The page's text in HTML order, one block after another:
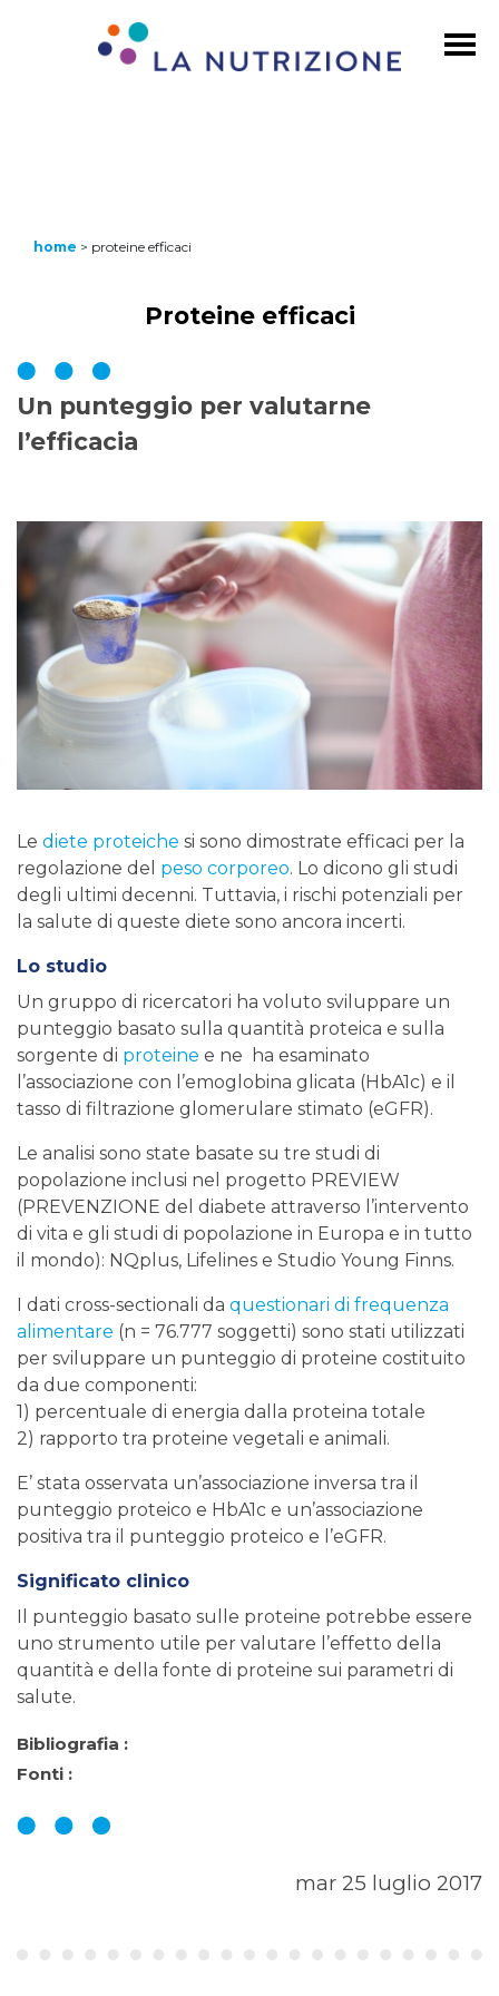
home > proteine efficaci
Proteine efficaci
Un punteggio per valutarne
l’efficacia
Le diete proteiche si sono dimostrate efficaci per la
regolazione del peso corporeo. Lo dicono gli studi
degli ultimi decenni. Tuttavia, i rischi potenziali per
la salute di queste diete sono ancora incerti.
Lo studio
Un gruppo di ricercatori ha voluto sviluppare un
punteggio basato sulla quantità proteica e sulla
sorgente di proteine ​​e ne ha esaminato
l’associazione con l’emoglobina glicata (HbA1c) e il
tasso di filtrazione glomerulare stimato (eGFR).
Le analisi sono state basate su tre studi di
popolazione inclusi nel progetto PREVIEW
(PREVENZIONE del diabete attraverso l’intervento
di vita e gli studi di popolazione in Europa e in tutto
il mondo): NQplus, Lifelines e Studio Young Finns.
I dati cross-sectionali da questionari di frequenza
alimentare (n = 76.777 soggetti) sono stati utilizzati
per sviluppare un punteggio di proteine ​​costituito
da due componenti:
1) percentuale di energia dalla proteina totale
2) rapporto tra proteine ​​vegetali e animali.
E’ stata osservata un’associazione inversa tra il
punteggio proteico e HbA1c e un’associazione
positiva tra il punteggio proteico e l’eGFR.
Significato clinico
Il punteggio basato sulle proteine ​​potrebbe essere
uno strumento utile per valutare l’effetto della
quantità e della fonte di proteine ​​sui parametri di
salute.
Bibliografia :
Fonti :
mar 25 luglio 2017